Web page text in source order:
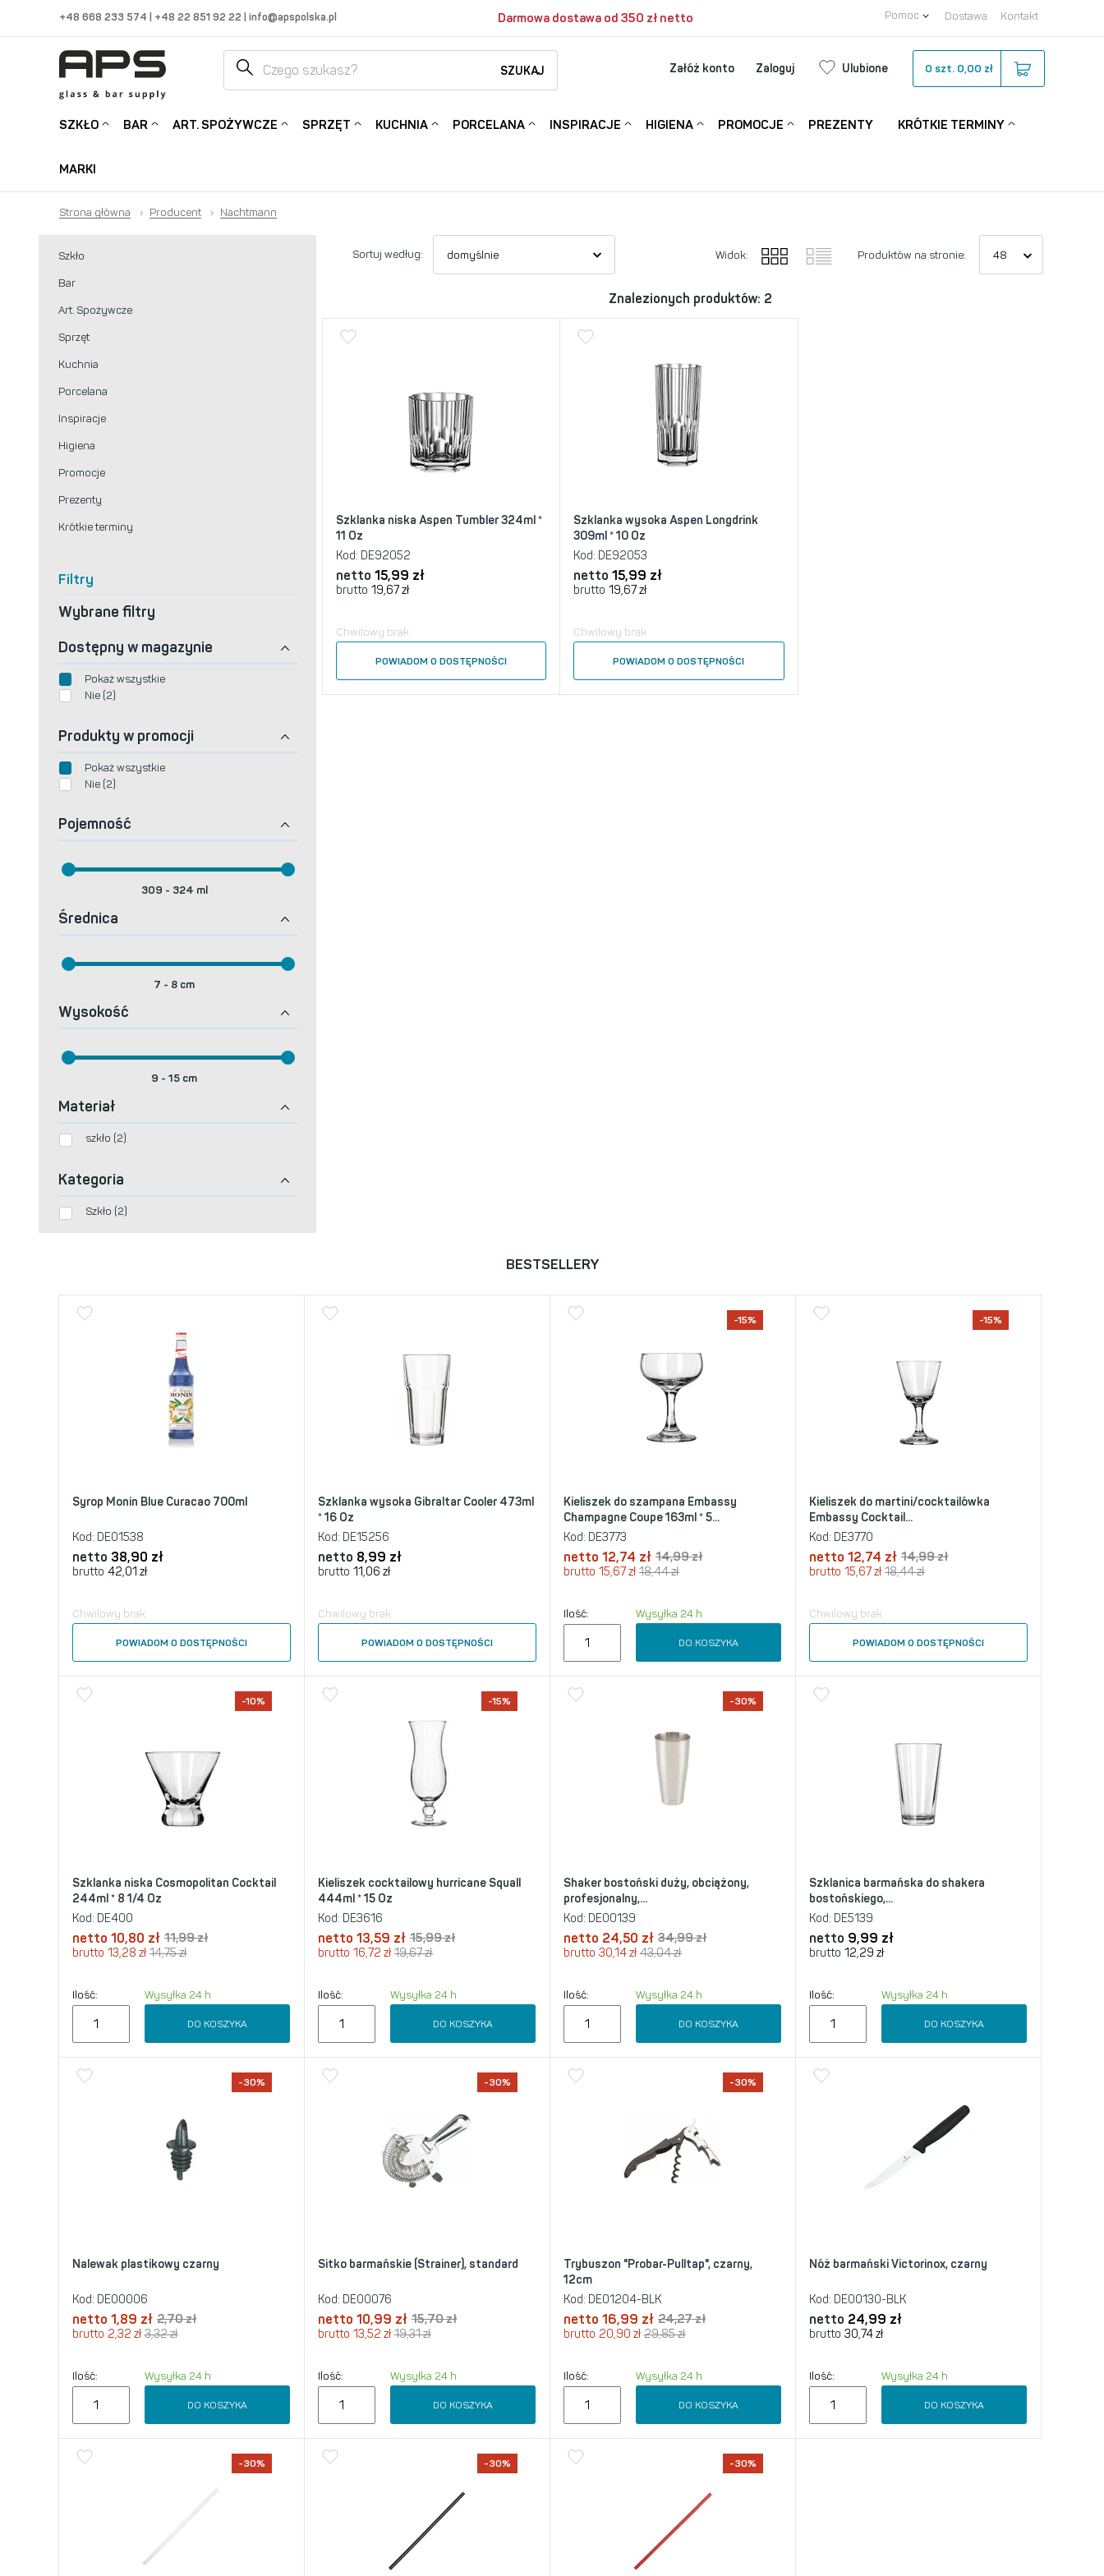
+48 668 233 574 | +48 22 851 92 22 | info@apspolska.pl Darmowa dostawa od 350 zł netto Pomoc Dostawa Kontakt
SZUKAJ Załóż konto Zaloguj Ulubione 0 szt. 0,00 zł
SZKŁO BAR ART. SPOŻYWCZE SPRZĘT KUCHNIA PORCELANA INSPIRACJE HIGIENA PROMOCJE PREZENTY KRÓTKIE TERMINY
MARKI
Strona główna › Producent › Nachtmann
Szkło
Bar
Art. Spożywcze
Sprzęt
Kuchnia
Porcelana
Inspiracje
Higiena
Promocje
Prezenty
Krótkie terminy
Filtry
Wybrane filtry
Dostępny w magazynie
Pokaż wszystkie
Nie (2)
Produkty w promocji
Pokaż wszystkie
Nie (2)
Pojemność
309 - 324 ml
Średnica
7 - 8 cm
Wysokość
9 -15 cm
Materiał
szkło (2)
Kategoria
Szkło (2)
Sortuj według: Widok: Produktów na stronie:
Znalezionych produktów: 2
Szklanka niska Aspen Tumbler 324ml *
11 Oz
Kod: DE92052
netto 15,99 zł
brutto 19,67zł
Chwilowy brak
POWIADOM O DOSTĘPNOŚCI
Szklanka wysoka Aspen Longdrink
309ml * 10 Oz
Kod: DE92053
netto 15,99 zł
brutto 19,67zł
Chwilowy brak
POWIADOM O DOSTĘPNOŚCI
BESTSELLERY
Syrop Monin Blue Curacao 700ml
Kod: DE01538
netto 38,90 zł
brutto 42,01 zł
Chwilowy brak
POWIADOM O DOSTĘPNOŚCI
Szklanka wysoka Gibraltar Cooler 473ml
* 16 Oz
Kod: DE15256
netto 8,99 zł
brutto 11,06 zł
Chwilowy brak
POWIADOM O DOSTĘPNOŚCI
-15%
Kieliszek do szampana Embassy
Champagne Coupe 163ml * 5...
Kod: DE3773
netto 12,74 zł 14,99zł
brutto 15,67zł18,44zł
Ilość: Wysyłka 24 h
DO KOSZYKA
-15%
Kieliszek do martini/cocktailówka
Embassy Cocktail...
Kod: DE3770
netto 12,74 zł 14,99zł
brutto 15,67zł18,44zł
Chwilowy brak
POWIADOM O DOSTĘPNOŚCI
-10%
Szklanka niska Cosmopolitan Cocktail
244ml * 8 1/4 Oz
Kod: DE400
netto 10,80 zł 11,99zł
brutto 13,28 zł14,75zł
Ilość: Wysyłka 24 h
DO KOSZYKA
-15%
Kieliszek cocktailowy hurricane Squall
444ml * 15 Oz
Kod: DE3616
netto 13,59 zł 15,99zł
brutto 16,72 zł19,67zł
Ilość: Wysyłka 24 h
DO KOSZYKA
-30%
Shaker bostoński duży, obciążony,
profesjonalny,...
Kod: DE00139
netto 24,50 zł 34,99zł
brutto 30,14zł43,04zł
Ilość: Wysyłka 24 h
DO KOSZYKA
Szklanica barmańska do shakera
bostońskiego,...
Kod: DE5139
netto 9,99 zł
brutto 12,29 zł
Ilość: Wysyłka 24 h
DO KOSZYKA
-30%
Nalewak plastikowy czarny
Kod: DE00006
netto 1,89 zł 2,70zł
brutto 2,32 zł3,32zł
Ilość: Wysyłka 24 h
DO KOSZYKA
-30%
Sitko barmańskie (Strainer), standard
Kod: DE00076
netto 10,99 zł 15,70zł
brutto 13,52 zł19,31zł
Ilość: Wysyłka 24 h
DO KOSZYKA
-30%
Trybuszon "Probar-Pulltap", czarny,
12cm
Kod: DE01204-BLK
netto 16,99 zł 24,27zł
brutto 20,90 zł29,85zł
Ilość: Wysyłka 24 h
DO KOSZYKA
Nóż barmański Victorinox, czarny
Kod: DE00130-BLK
netto 24,99 zł
brutto 30,74zł
Ilość: Wysyłka 24 h
DO KOSZYKA
-30% -30% -30%